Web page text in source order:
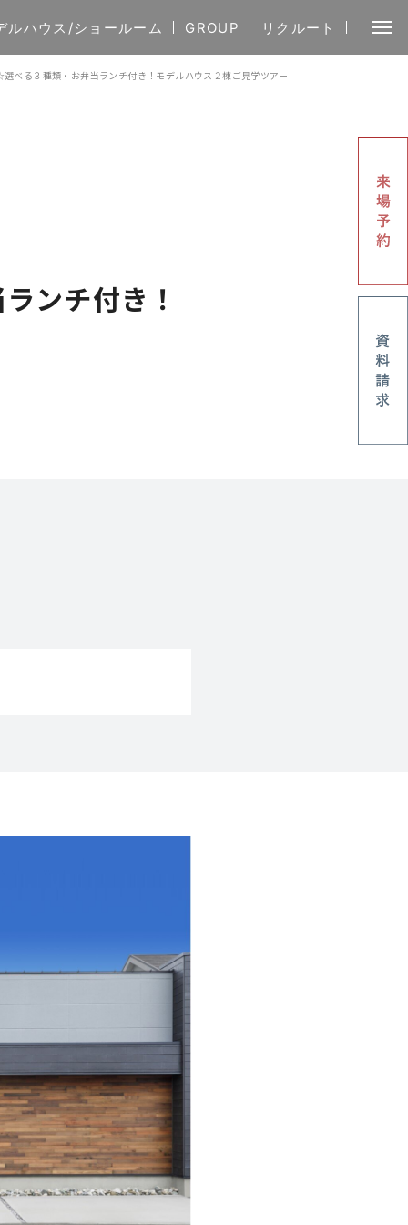
ルハウス/ショールーム GROUP リクルート
る３種類・お弁当ランチ付き！モデルハウス２棟ご見学ツアー
ンチ付き！